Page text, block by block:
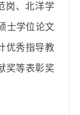
岗、北洋学
士学位论文
优秀指导教
奖等表彰奖